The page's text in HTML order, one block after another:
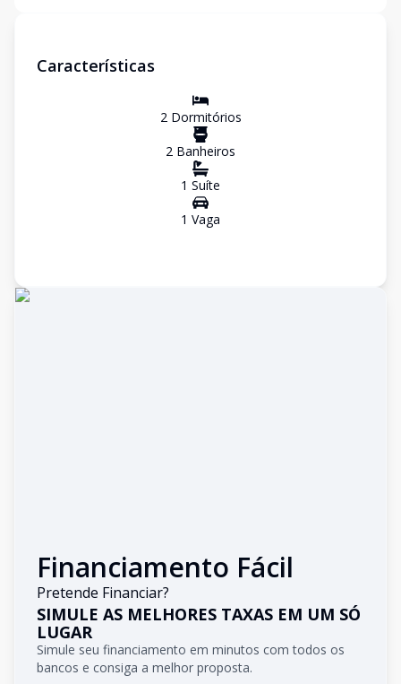
Características
2Dormitórios
2 Banheiros
1 Suíte
1 Vaga
Financiamento Fácil
Pretende Financiar?
SIMULE AS MELHORES TAXAS EM UM SÓ
LUGAR
Simule seu financiamento em minutos com todos os
bancos e consiga a melhor proposta.